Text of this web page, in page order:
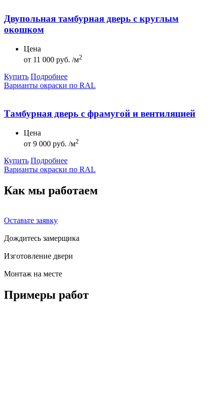
Двупольная тамбурная дверь с круглым
окошком
Цена
от 11 000 руб. /м2
Купить Подробнее
Варианты окраски по RAL
Тамбурная дверь с фрамугой и вентиляцией
Цена
от 9 000 руб. /м2
Купить Подробнее
Варианты окраски по RAL
Как мы работаем
Оставьте заявку
Дождитесь замерщика
Изготовление двери
Монтаж на месте
Примеры работ